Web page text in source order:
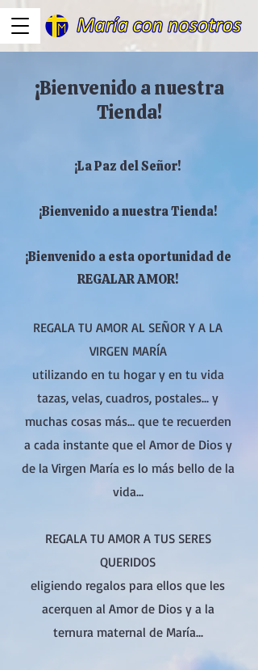
¡Bienvenido a nuestra
Tienda!
¡La Paz del Señor!
¡Bienvenido a nuestra Tienda!
¡Bienvenido a esta oportunidad de
REGALAR AMOR!
REGALA TU AMOR AL SEÑOR Y A LA
VIRGEN MARÍA
utilizando en tu hogar y en tu vida
tazas, velas, cuadros, postales... y
muchas cosas más... que te recuerden
a cada instante que el Amor de Dios y
de la Virgen María es lo más bello de la
vida...
REGALA TU AMOR A TUS SERES
QUERIDOS
eligiendo regalos para ellos que les
acerquen al Amor de Dios y a la
ternura maternal de María...